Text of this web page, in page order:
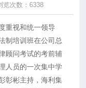
览次数：6338
视和统一领导
制培训班在公司总
顾问考试的考前辅
人员的一次集中学
彰彬主持，海利集